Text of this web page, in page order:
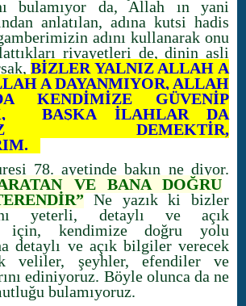
bulamıyor da, Allah ın yani
anlatılan, adına kutsi hadis
adını kullanarak onu
rivayetleri de, dinin asli
BİZLER YALNIZ ALLAH A
A DAYANMIYOR, ALLAH
KENDİMİZE GÜVENİP
BAŞKA İLAHLAR DA
DEMEKTİR,
78. ayetinde bakın ne diyor.
VE BANA DOĞRU
Ne yazık ki bizler
yeterli, detaylı ve açık
için, kendimize doğru yolu
detaylı ve açık bilgiler verecek
veliler, şeyhler, efendiler ve
ediniyoruz. Böyle olunca da ne
bulamıyoruz.